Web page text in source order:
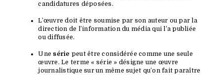
candidatures déposées.
L’œuvre doit être soumise par son auteur ou par la
direction de l’information du média qui l’a publiée
ou diffusée.
Une série peut être considérée comme une seule
œuvre. Le terme « série » désigne une œuvre
journalistique sur un même sujet qu’on fait paraître